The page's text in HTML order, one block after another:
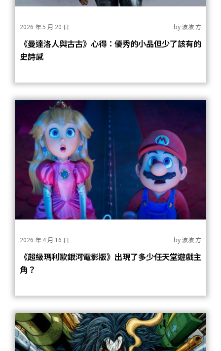
2026 年 5 月 20 日 by波坡 方
《曼達洛人與古古》心得：優秀的小品但少了該有的
史詩感
2026 年 4 月 16 日 by波坡 方
《超級瑪利歐銀河電影版》出現了多少任天堂遊戲主
角？